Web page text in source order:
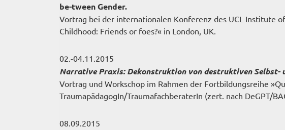
be-tween Gender.
Vortrag bei der internationalen Konferenz des UCL Institute
Childhood: Friends or foes?« in London, UK.
02.-04.11.2015
Narrative Praxis: Dekonstruktion von destruktiven Selbst-
Vortrag und Workschop im Rahmen der Fortbildungsreihe
TraumapädagogIn/TraumafachberaterIn (zert. nach DeGPT/
08.09.2015